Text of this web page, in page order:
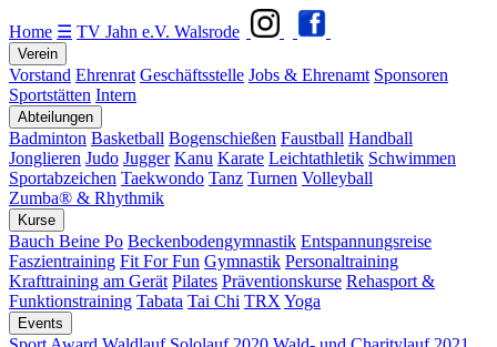
Home ☰ TV Jahn e.V. Walsrode
Verein
Vorstand Ehrenrat Geschäftsstelle Jobs & Ehrenamt Sponsoren
Sportstätten Intern
Abteilungen
Badminton Basketball Bogenschießen Faustball Handball
Jonglieren Judo Jugger Kanu Karate Leichtathletik Schwimmen
Sportabzeichen Taekwondo Tanz Turnen Volleyball
Zumba® & Rhythmik
Kurse
Bauch Beine Po Beckenbodengymnastik Entspannungsreise
Faszientraining Fit For Fun Gymnastik Personaltraining
Krafttraining am Gerät Pilates Präventionskurse Rehasport &
Funktionstraining Tabata Tai Chi TRX Yoga
Events